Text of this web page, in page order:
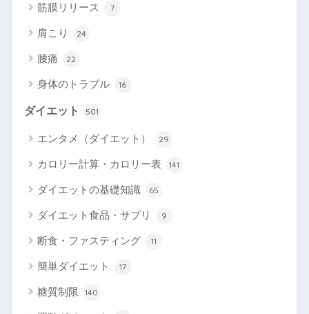
筋膜リリース 7
肩こり 24
腰痛 22
身体のトラブル 16
ダイエット 501
エンタメ（ダイエット） 29
カロリー計算・カロリー表 141
ダイエットの基礎知識 65
ダイエット食品・サプリ 9
断食・ファスティング 11
簡単ダイエット 17
糖質制限 140